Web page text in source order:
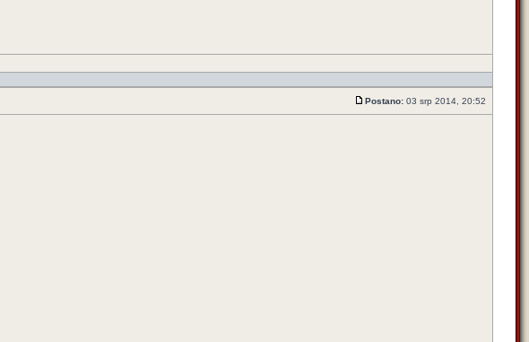
Postano: 03 srp 2014, 20:52